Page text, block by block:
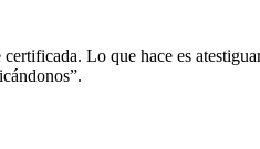
Lo que hace es